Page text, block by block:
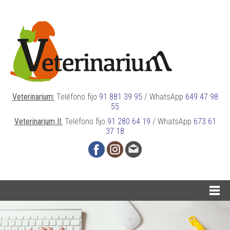
Veterinarium: Teléfono fijo 91 881 39 95 / WhatsApp 649 47 98
55
Veterinarium II: Teléfono fijo 91 280 64 19 / WhatsApp 673 61
37 18